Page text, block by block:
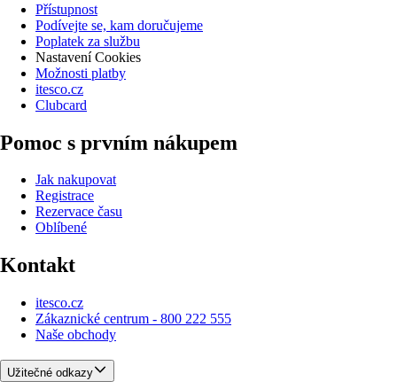
Přístupnost
Podívejte se, kam doručujeme
Poplatek za službu
Nastavení Cookies
Možnosti platby
itesco.cz
Clubcard
Pomoc s prvním nákupem
Jak nakupovat
Registrace
Rezervace času
Oblíbené
Kontakt
itesco.cz
Zákaznické centrum - 800 222 555
Naše obchody
Užitečné odkazy